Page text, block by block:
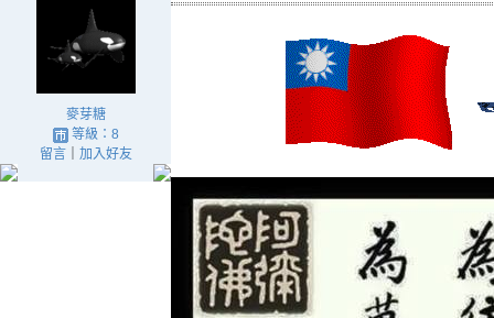
麥芽糖
等級：8
留言｜ 加入好友